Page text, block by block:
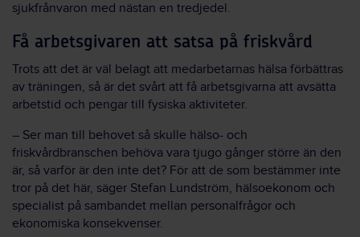
sjukfrånvaron med nästan en tredjedel.
Få arbetsgivaren att satsa på friskvård
Trots att det är väl belagt att medarbetarnas hälsa förbättras
av träningen, så är det svårt att få arbetsgivarna att avsätta
arbetstid och pengar till fysiska aktiviteter.
– Ser man till behovet så skulle hälso- och
friskvårdbranschen behöva vara tjugo gånger större än den
är, så varför är den inte det? För att de som bestämmer inte
tror på det här, säger Stefan Lundström, hälsoekonom och
specialist på sambandet mellan personalfrågor och
ekonomiska konsekvenser.